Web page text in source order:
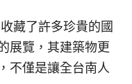
藏了許多珍貴的國
展覽，其建築物更
不僅是讓全台南人